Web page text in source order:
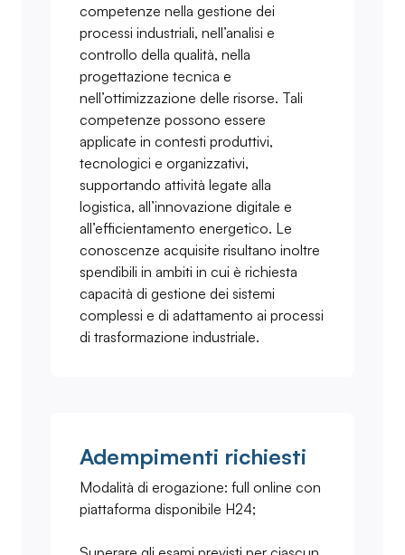
competenze nella gestione dei
processi industriali, nell’analisi e
controllo della qualità, nella
progettazione tecnica e
nell’ottimizzazione delle risorse. Tali
competenze possono essere
applicate in contesti produttivi,
tecnologici e organizzativi,
supportando attività legate alla
logistica, all’innovazione digitale e
all’efficientamento energetico. Le
conoscenze acquisite risultano inoltre
spendibili in ambiti in cui è richiesta
capacità di gestione dei sistemi
complessi e di adattamento ai processi
di trasformazione industriale.
Adempimenti richiesti
Modalità di erogazione: full online con
piattaforma disponibile H24;